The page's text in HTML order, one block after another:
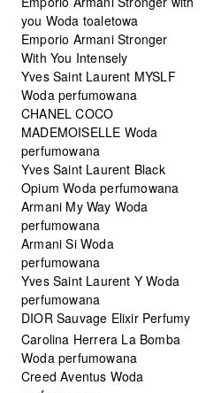
you Woda toaletowa
Emporio Armani Stronger
With You Intensely
Yves Saint Laurent MYSLF
Woda perfumowana
CHANEL COCO
MADEMOISELLE Woda
perfumowana
Yves Saint Laurent Black
Opium Woda perfumowana
Armani My Way Woda
perfumowana
Armani Si Woda
perfumowana
Yves Saint Laurent Y Woda
perfumowana
DIOR Sauvage Elixir Perfumy
Carolina Herrera La Bomba
Woda perfumowana
Creed Aventus Woda